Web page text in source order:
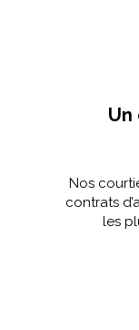
Nos
contrats
les